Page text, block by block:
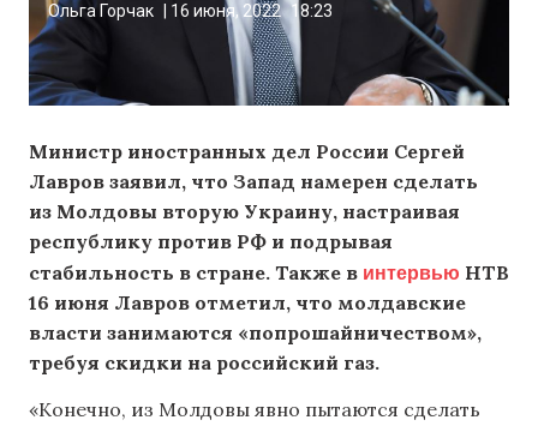
Ольга Горчак 16 июня, 2022 18:23
Министр иностранных дел России Сергей
Лавров заявил, что Запад намерен сделать
из Молдовы вторую Украину, настраивая
республику против РФ и подрывая
стабильность в стране. Также в интервью НТВ
16 июня Лавров отметил, что молдавские
власти занимаются «попрошайничеством»,
требуя скидки на российский газ.
«Конечно, из Молдовы явно пытаются сделать